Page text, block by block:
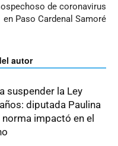
de coronavirus
en Paso Cardenal Samoré
autor
suspender la Ley
diputada Paulina
impactó en el